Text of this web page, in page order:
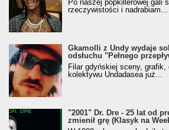
Po naszej popkillerowej gali
rzeczywistości i nadrabiam...
Gkamolli z Undy wydaje
odsłuchu "Pełnego
Filar gdyńskiej sceny, grafik,
kolektywu Undadasea już...
"2001" Dr. Dre - 25 lat od
zmienił grę (Klasyk na